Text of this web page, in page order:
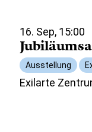
16. Sep, 15:00
Ausstellung
Exilarte